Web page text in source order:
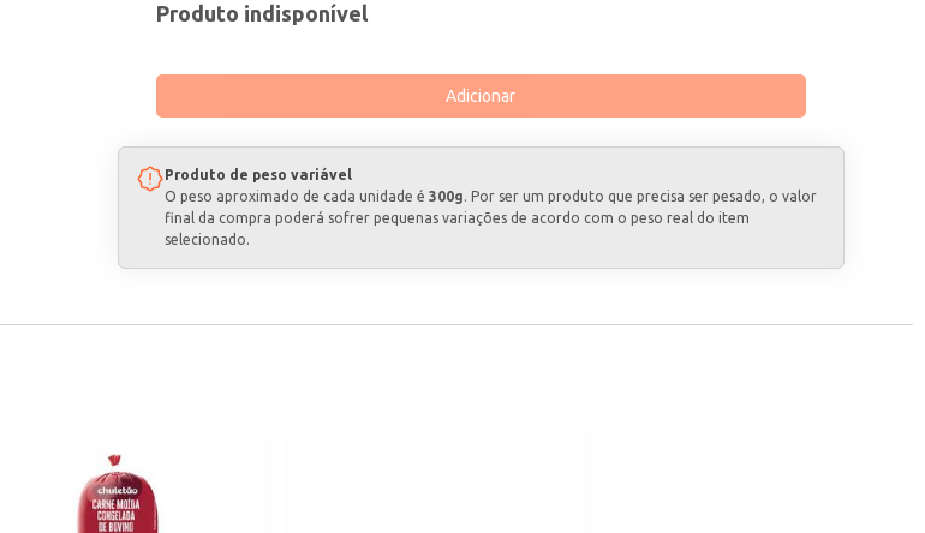
Produto indisponível
Adicionar
Produto de peso variável
O peso aproximado de cada unidade é 300g. Por ser um produto que precisa ser pesado, o valor
final da compra poderá sofrer pequenas variações de acordo com o peso real do item
selecionado.